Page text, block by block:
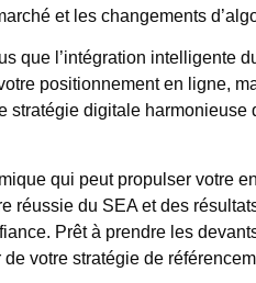
et les changements
que l’intégration intelligente
positionnement en ligne,
stratégie digitale harmonieuse
qui peut propulser votre
réussie du SEA et des
Prêt à prendre les
votre stratégie de